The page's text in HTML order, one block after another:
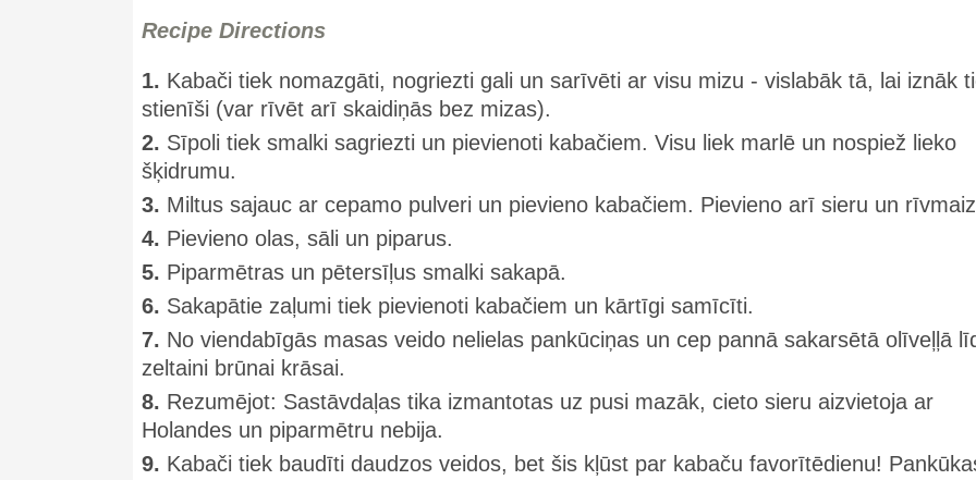
Recipe Directions
1. Kabači tiek nomazgāti, nogriezti gali un sarīvēti ar visu mizu - vislabāk tā, lai iznāk
stienīši (var rīvēt arī skaidiņās bez mizas).
2. Sīpoli tiek smalki sagriezti un pievienoti kabačiem. Visu liek marlē un nospiež lieko
šķidrumu.
3. Miltus sajauc ar cepamo pulveri un pievieno kabačiem. Pievieno arī sieru un
4. Pievieno olas, sāli un piparus.
5. Piparmētras un pētersīļus smalki sakapā.
6. Sakapātie zaļumi tiek pievienoti kabačiem un kārtīgi samīcīti.
7. No viendabīgās masas veido nelielas pankūciņas un cep pannā sakarsētā olīveļļā
zeltaini brūnai krāsai.
8. Rezumējot: Sastāvdaļas tika izmantotas uz pusi mazāk, cieto sieru aizvietoja ar
Holandes un piparmētru nebija.
9. Kabači tiek baudīti daudzos veidos, bet šis kļūst par kabaču favorītēdienu!